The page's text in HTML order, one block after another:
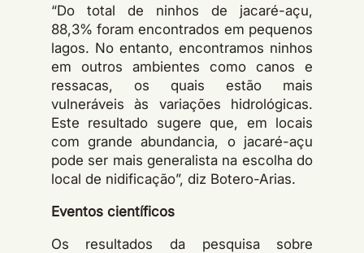
“Do total de ninhos de jacaré-açu,
88,3% foram encontrados em pequenos
lagos. No entanto, encontramos ninhos
em outros ambientes como canos e
ressacas, os quais estão mais
vulneráveis às variações hidrológicas.
Este resultado sugere que, em locais
com grande abundancia, o jacaré-açu
pode ser mais generalista na escolha do
local de nidificação”, diz Botero-Arias.
Eventos cientí­ficos
Os resultados da pesquisa sobre